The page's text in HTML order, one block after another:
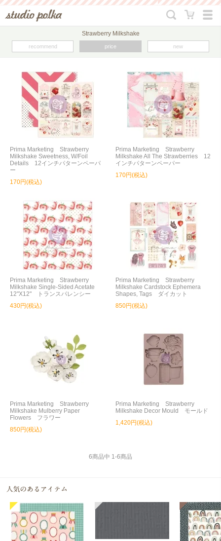
Strawberry Milkshake
recommend price new
Prima Marketing Strawberry
Milkshake Sweetness, W/Foil
Details 12インチパターンペーパ
ー
170円(税込)
Prima Marketing Strawberry
Milkshake All The Strawberries 12
インチパターンペーパー
170円(税込)
Prima Marketing Strawberry
Milkshake Single-Sided Acetate
12"X12" トランスパレンシー
430円(税込)
Prima Marketing Strawberry
Milkshake Cardstock Ephemera
Shapes, Tags ダイカット
850円(税込)
Prima Marketing Strawberry
Milkshake Mulberry Paper
Flowers フラワー
850円(税込)
Prima Marketing Strawberry
Milkshake Decor Mould モールド
1,420円(税込)
6商品中 1-6商品